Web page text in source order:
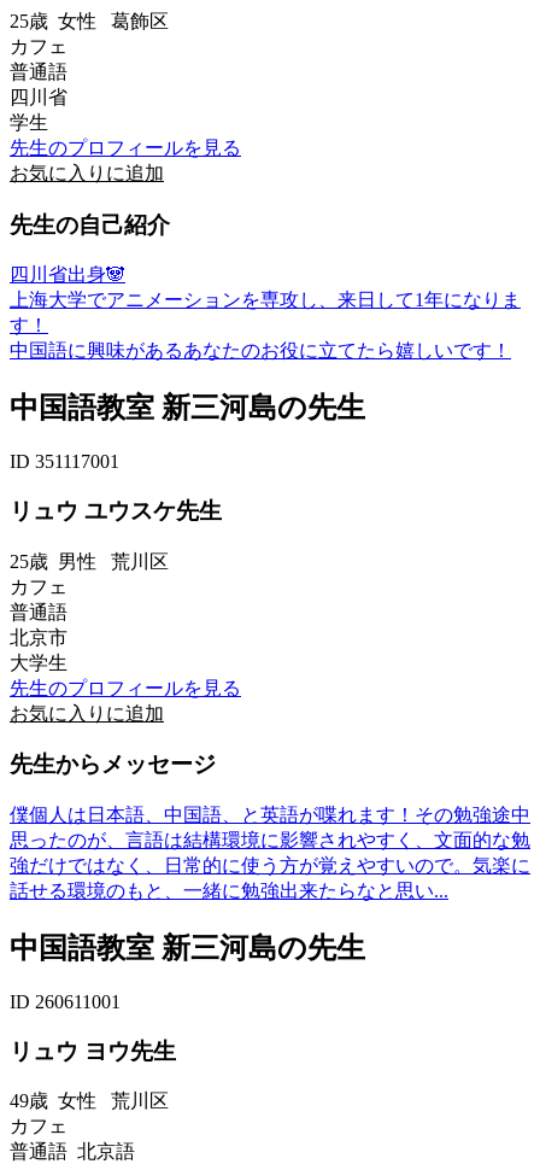
25歳 女性 葛飾区
カフェ
普通語
四川省
学生
先生のプロフィールを見る
お気に入りに追加
先生の自己紹介
四川省出身🐼
上海大学でアニメーションを専攻し、来日して1年になりま
す！
中国語に興味があるあなたのお役に立てたら嬉しいです！
中国語教室 新三河島の先生
ID 351117001
リュウ ユウスケ先生
25歳 男性 荒川区
カフェ
普通語
北京市
大学生
先生のプロフィールを見る
お気に入りに追加
先生からメッセージ
僕個人は日本語、中国語、と英語が喋れます！その勉強途中
思ったのが、言語は結構環境に影響されやすく、文面的な勉
強だけではなく、日常的に使う方が覚えやすいので。気楽に
話せる環境のもと、一緒に勉強出来たらなと思い...
中国語教室 新三河島の先生
ID 260611001
リュウ ヨウ先生
49歳 女性 荒川区
カフェ
普通語 北京語